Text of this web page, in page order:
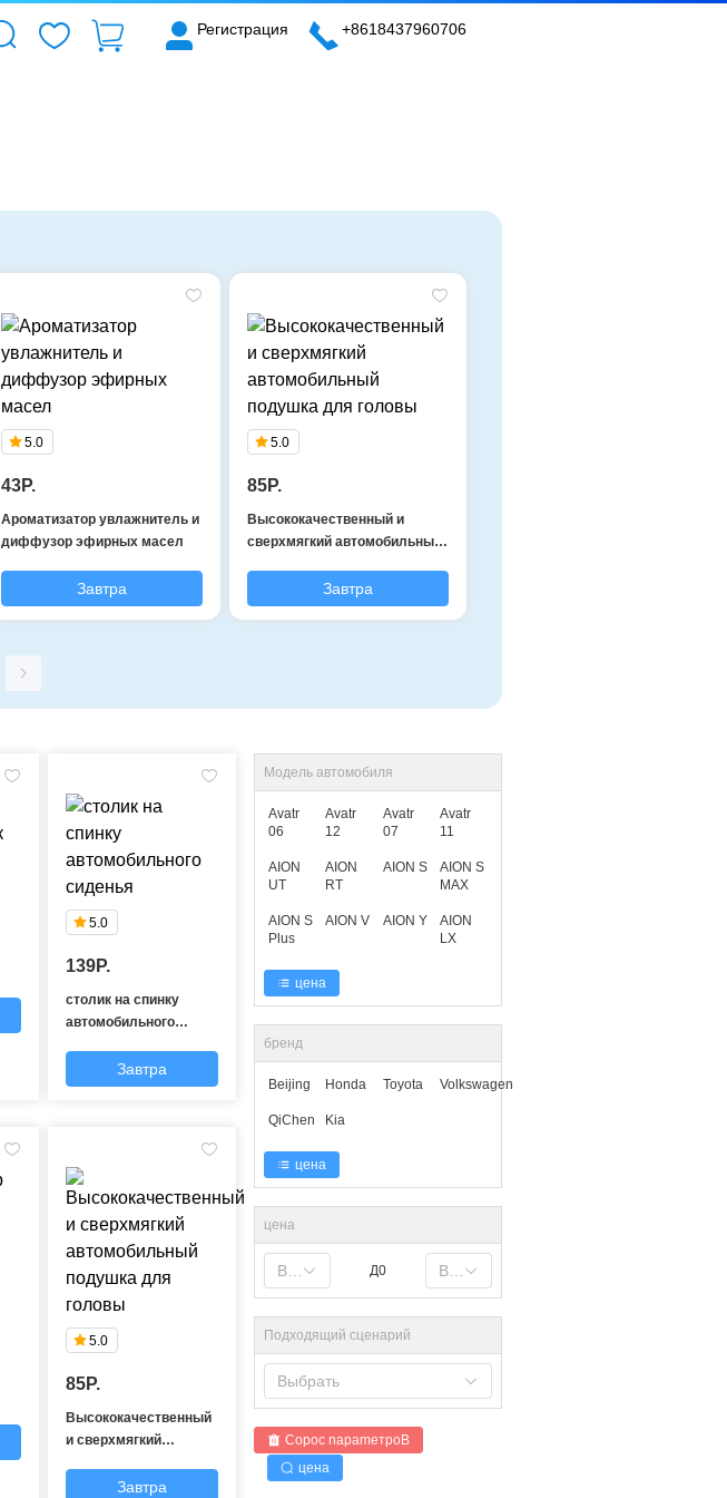
Регистрация +8618437960706
5.0
43P.
Ароматизатор увлажнитель и
диффузор эфирных масел
Завтра
5.0
85P.
Высококачественный и
сверхмягкий автомобильный
Завтра
5.0
139P.
столик на спинку
автомобильного
Завтра
5.0
85P.
Высококачественный
и сверхмягкий
подушка для головы
Завтра
Модель автомобиля
Avatr
06
Avatr
12
Avatr
07
Avatr
11
AION
UT
AION
RT
AION S
AION S
MAX
AION S
Plus
AION V AION Y
AION
LX
цена
бренд
Beijing Honda Toyota Volkswagen
QiChen Kia
цена
цена
Д0 Выбрать
Подходящий сценарий
Выбрать
Copoc napameтpoB
цена